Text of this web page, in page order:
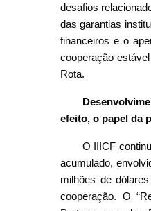
desafios
das garantias
financeiros e o
cooperação
Rota.
efeito, o papel da
O IIICF
acumulado,
milhões de
cooperação. O